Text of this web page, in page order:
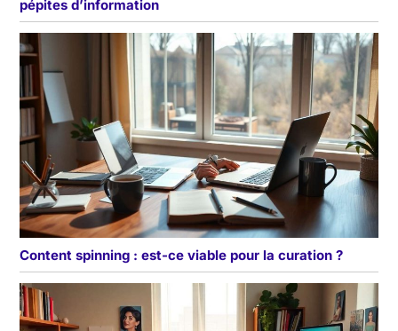
pépites d’information
Content spinning : est-ce viable pour la curation ?